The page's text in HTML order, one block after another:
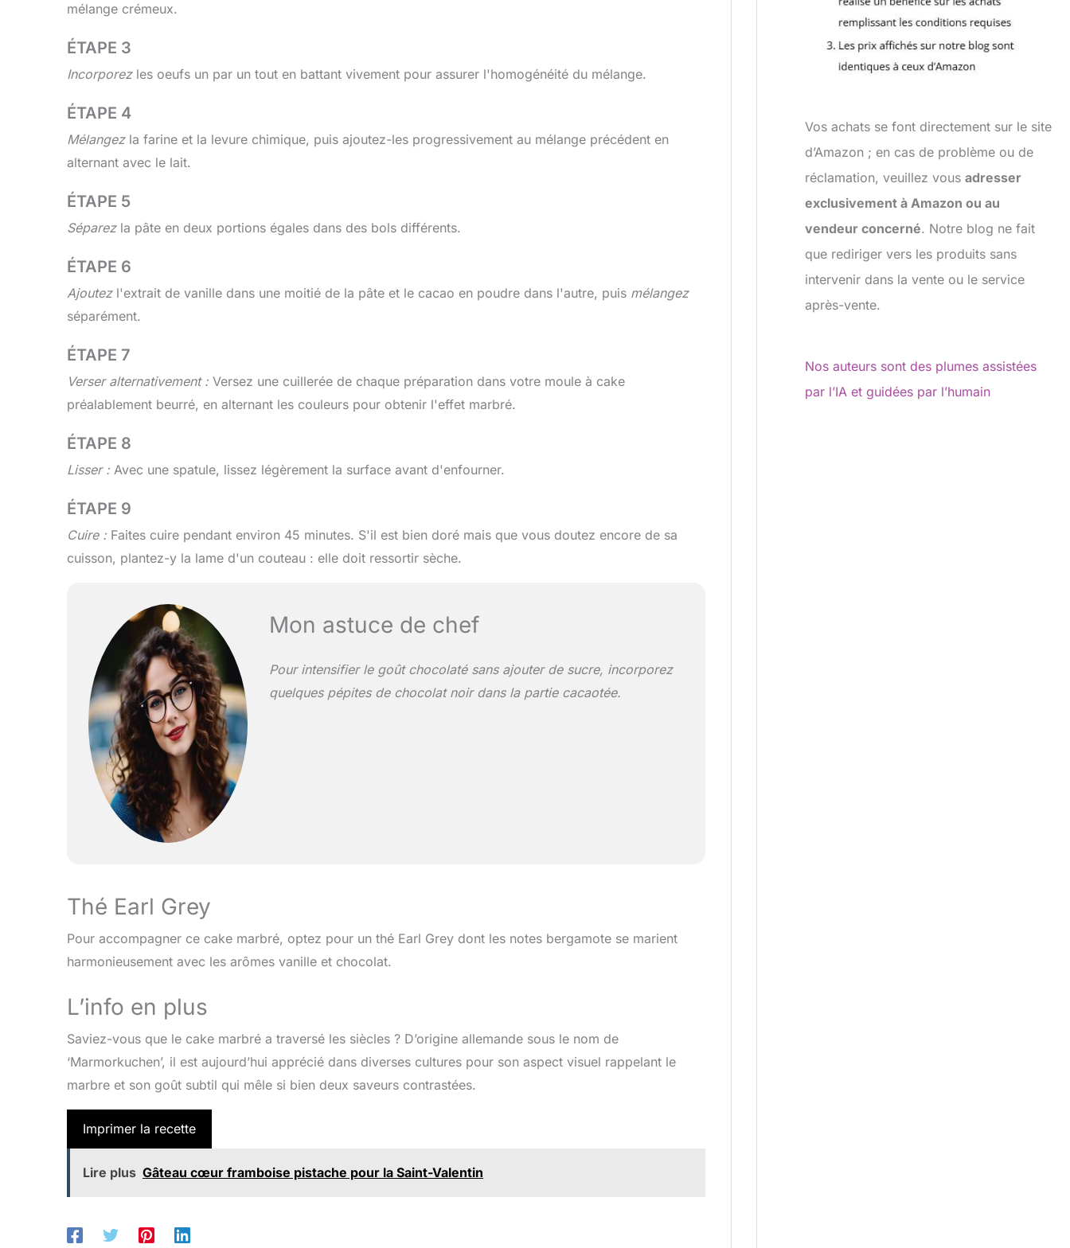
mélange crémeux.
ÉTAPE 3
Incorporezles oeufs un par un tout en battant vivement pour assurer l'homogénéité du mélange.
ÉTAPE 4
Mélangezla farine et la levure chimique, puis ajoutez-les progressivement au mélange précédent en
alternant avec le lait.
ÉTAPE 5
Séparezla pâte en deux portions égales dans des bols différents.
ÉTAPE 6
Ajoutezl'extrait de vanille dans une moitié de la pâte et le cacao en poudre dans l'autre, puis mélangez
séparément.
ÉTAPE 7
Verser alternativement : Versez une cuillerée de chaque préparation dans votre moule à cake
préalablement beurré, en alternant les couleurs pour obtenir l'effet marbré.
ÉTAPE 8
Lisser : Avec une spatule, lissez légèrement la surface avant d'enfourner.
ÉTAPE 9
Cuire : Faites cuire pendant environ 45 minutes. S'il est bien doré mais que vous doutez encore de sa
cuisson, plantez-y la lame d'un couteau : elle doit ressortir sèche.
Mon astuce de chef
Pour intensifier le goût chocolaté sans ajouter de sucre, incorporez
quelques pépites de chocolat noir dans la partie cacaotée.
Thé Earl Grey
Pour accompagner ce cake marbré, optez pour un thé Earl Grey dont les notes bergamote se marient
harmonieusement avec les arômes vanille et chocolat.
L’info en plus
Saviez-vous que le cake marbré a traversé les siècles ? D’origine allemande sous le nom de
‘Marmorkuchen’, il est aujourd’hui apprécié dans diverses cultures pour son aspect visuel rappelant le
marbre et son goût subtil qui mêle si bien deux saveurs contrastées.
Imprimer la recette
Lire plus Gâteau cœur framboise pistache pour la Saint-Valentin
Vos achats se font directement sur le site
d’Amazon ; en cas de problème ou de
réclamation, veuillez vousadresser
exclusivement à Amazon ou au
vendeur concerné. Notre blog ne fait
que rediriger vers les produits sans
intervenir dans la vente ou le service
après-vente.
Nos auteurs sont des plumes assistées
par l’IA et guidées par l’humain